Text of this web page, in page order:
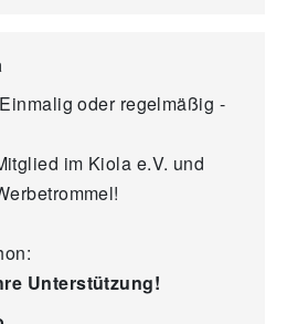
oder regelmäßig -
im Kiola e.V. und
Unterstützung!